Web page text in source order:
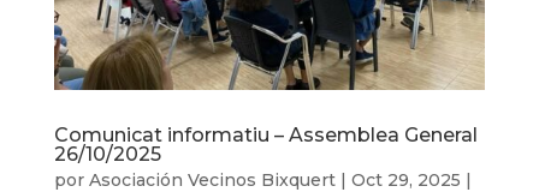
Comunicat informatiu – Assemblea General
26/10/2025
por Asociación Vecinos Bixquert| Oct 29, 2025 |